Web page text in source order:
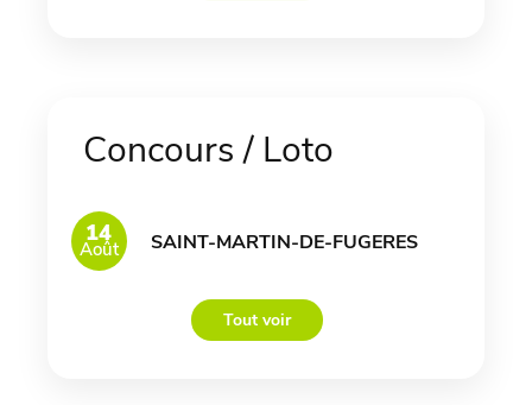
Concours / Loto
14
Août SAINT-MARTIN-DE-FUGERES
Tout voir